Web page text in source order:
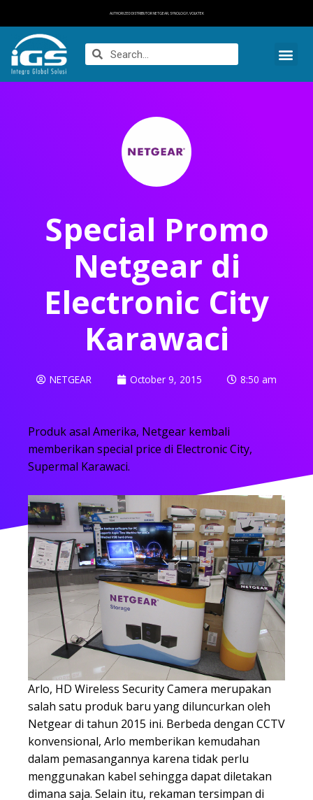
AUTHORIZED DISTRIBUTOR NETGEAR, SYNOLOGY, VOLKTEK
Special Promo
Netgear di
Electronic City
Karawaci
NETGEAR October 9, 2015 8:50 am
Produk asal Amerika, Netgear kembali
memberikan special price di Electronic City,
Supermal Karawaci.
Arlo, HD Wireless Security Camera merupakan
salah satu produk baru yang diluncurkan oleh
Netgear di tahun 2015 ini. Berbeda dengan CCTV
konvensional, Arlo memberikan kemudahan
dalam pemasangannya karena tidak perlu
menggunakan kabel sehingga dapat diletakan
dimana saja. Selain itu, rekaman tersimpan di